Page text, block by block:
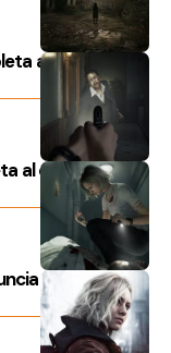
alla
al crafting,
un nuovo